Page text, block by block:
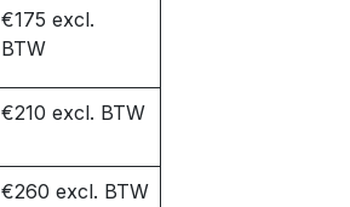
€175 excl.
BTW
€210 excl. BTW
€260 excl. BTW